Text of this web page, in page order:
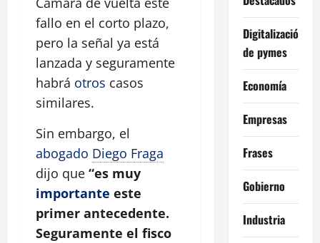
fallo en el corto plazo,
pero la señal ya está
lanzada y seguramente
habrá otros casos
similares.
Sin embargo, el
abogado Diego Fraga
dijo que “es muy
importante este
primer antecedente.
Seguramente el fisco
Digitalización
de pymes
Economía
Empresas
Frases
Gobierno
Industria